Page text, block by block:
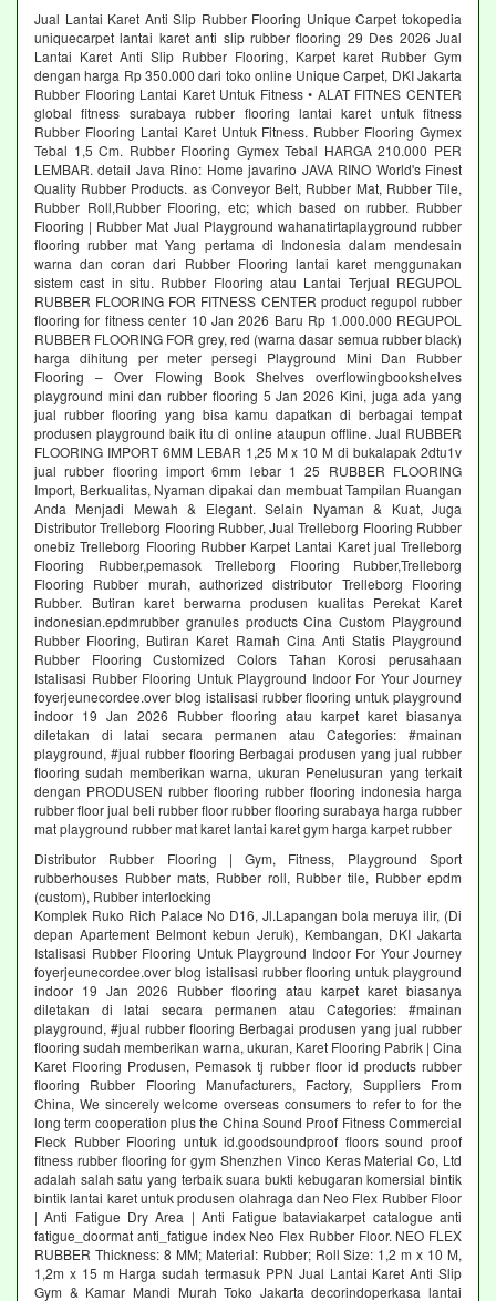
Jual Lantai Karet Anti Slip Rubber Flooring Unique Carpet tokopedia
uniquecarpet lantai karet anti slip rubber flooring 29 Des 2026 Jual
Lantai Karet Anti Slip Rubber Flooring, Karpet karet Rubber Gym
dengan harga Rp 350.000 dari toko online Unique Carpet, DKI Jakarta
Rubber Flooring Lantai Karet Untuk Fitness • ALAT FITNES CENTER
global fitness surabaya rubber flooring lantai karet untuk fitness
Rubber Flooring Lantai Karet Untuk Fitness. Rubber Flooring Gymex
Tebal 1,5 Cm. Rubber Flooring Gymex Tebal HARGA 210.000 PER
LEMBAR. detail Java Rino: Home javarino JAVA RINO World's Finest
Quality Rubber Products. as Conveyor Belt, Rubber Mat, Rubber Tile,
Rubber Roll,Rubber Flooring, etc; which based on rubber. Rubber
Flooring | Rubber Mat Jual Playground wahanatirtaplayground rubber
flooring rubber mat Yang pertama di Indonesia dalam mendesain
warna dan coran dari Rubber Flooring lantai karet menggunakan
sistem cast in situ. Rubber Flooring atau Lantai Terjual REGUPOL
RUBBER FLOORING FOR FITNESS CENTER product regupol rubber
flooring for fitness center 10 Jan 2026 Baru Rp 1.000.000 REGUPOL
RUBBER FLOORING FOR grey, red (warna dasar semua rubber black)
harga dihitung per meter persegi Playground Mini Dan Rubber
Flooring – Over Flowing Book Shelves overflowingbookshelves
playground mini dan rubber flooring 5 Jan 2026 Kini, juga ada yang
jual rubber flooring yang bisa kamu dapatkan di berbagai tempat
produsen playground baik itu di online ataupun offline. Jual RUBBER
FLOORING IMPORT 6MM LEBAR 1,25 M x 10 M di bukalapak 2dtu1v
jual rubber flooring import 6mm lebar 1 25 RUBBER FLOORING
Import, Berkualitas, Nyaman dipakai dan membuat Tampilan Ruangan
Anda Menjadi Mewah & Elegant. Selain Nyaman & Kuat, Juga
Distributor Trelleborg Flooring Rubber, Jual Trelleborg Flooring Rubber
onebiz Trelleborg Flooring Rubber Karpet Lantai Karet jual Trelleborg
Flooring Rubber,pemasok Trelleborg Flooring Rubber,Trelleborg
Flooring Rubber murah, authorized distributor Trelleborg Flooring
Rubber. Butiran karet berwarna produsen kualitas Perekat Karet
indonesian.epdmrubber granules products Cina Custom Playground
Rubber Flooring, Butiran Karet Ramah Cina Anti Statis Playground
Rubber Flooring Customized Colors Tahan Korosi perusahaan
Istalisasi Rubber Flooring Untuk Playground Indoor For Your Journey
foyerjeunecordee.over blog istalisasi rubber flooring untuk playground
indoor 19 Jan 2026 Rubber flooring atau karpet karet biasanya
diletakan di latai secara permanen atau Categories: #mainan
playground, #jual rubber flooring Berbagai produsen yang jual rubber
flooring sudah memberikan warna, ukuran Penelusuran yang terkait
dengan PRODUSEN rubber flooring rubber flooring indonesia harga
rubber floor jual beli rubber floor rubber flooring surabaya harga rubber
mat playground rubber mat karet lantai karet gym harga karpet rubber
Distributor Rubber Flooring | Gym, Fitness, Playground Sport
rubberhouses Rubber mats, Rubber roll, Rubber tile, Rubber epdm
(custom), Rubber interlocking
Komplek Ruko Rich Palace No D16, Jl.Lapangan bola meruya ilir, (Di
depan Apartement Belmont kebun Jeruk), Kembangan, DKI Jakarta
Istalisasi Rubber Flooring Untuk Playground Indoor For Your Journey
foyerjeunecordee.over blog istalisasi rubber flooring untuk playground
indoor 19 Jan 2026 Rubber flooring atau karpet karet biasanya
diletakan di latai secara permanen atau Categories: #mainan
playground, #jual rubber flooring Berbagai produsen yang jual rubber
flooring sudah memberikan warna, ukuran, Karet Flooring Pabrik | Cina
Karet Flooring Produsen, Pemasok tj rubber floor id products rubber
flooring Rubber Flooring Manufacturers, Factory, Suppliers From
China, We sincerely welcome overseas consumers to refer to for the
long term cooperation plus the China Sound Proof Fitness Commercial
Fleck Rubber Flooring untuk id.goodsoundproof floors sound proof
fitness rubber flooring for gym Shenzhen Vinco Keras Material Co, Ltd
adalah salah satu yang terbaik suara bukti kebugaran komersial bintik
bintik lantai karet untuk produsen olahraga dan Neo Flex Rubber Floor
| Anti Fatigue Dry Area | Anti Fatigue bataviakarpet catalogue anti
fatigue_doormat anti_fatigue index Neo Flex Rubber Floor. NEO FLEX
RUBBER Thickness: 8 MM; Material: Rubber; Roll Size: 1,2 m x 10 M,
1,2m x 15 m Harga sudah termasuk PPN Jual Lantai Karet Anti Slip
Gym & Kamar Mandi Murah Toko Jakarta decorindoperkasa lantai